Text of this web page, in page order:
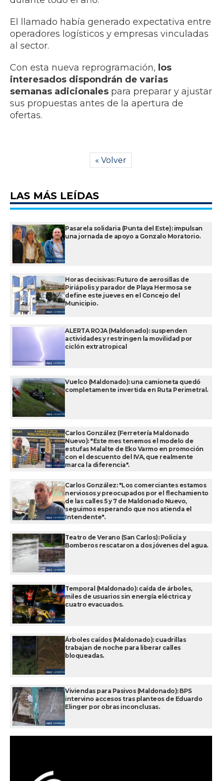
El llamado había generado expectativa entre
operadores logísticos y empresas vinculadas
al sector.
Con esta nueva reprogramación, los
interesados dispondrán de varias
semanas adicionales para preparar y ajustar
sus propuestas antes de la apertura de
ofertas.
« Volver
LAS MÁS LEÍDAS
Pasarela solidaria (Punta del Este): impulsan
una jornada de apoyo a Gonzalo Moratorio.
Horas decisivas: Futuro de aerosillas de
Piriápolis y parador de Playa Hermosa se
define este jueves en el Concejo del
Municipio.
ALERTA ROJA (Maldonado): suspenden
actividades y restringen la movilidad por
ciclón extratropical
Vuelco (Maldonado): una camioneta quedó
completamente invertida en Ruta Perimetral.
Carlos González (Ferretería Maldonado
Nuevo): "Este mes tenemos el modelo de
estufas Malalte de Eko Varmo en promoción
con el descuento del IVA, que realmente
marca la diferencia".
Carlos González: "Los comerciantes estamos
nerviosos y preocupados por el flechamiento
de las calles 5 y 7 de Maldonado Nuevo,
seguimos esperando que nos atienda el
Intendente".
Teatro de Verano (San Carlos): Policía y
Bomberos rescataron a dos jóvenes del agua.
Temporal (Maldonado): caída de árboles,
miles de usuarios sin energía eléctrica y
cuatro evacuados.
Árboles caídos (Maldonado): cuadrillas
trabajan de noche para liberar calles
bloqueadas.
Viviendas para Pasivos (Maldonado): BPS
intervino accesos tras planteos de Eduardo
Elinger por obras inconclusas.